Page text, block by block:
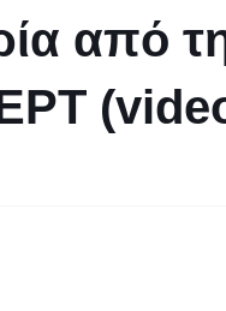
από